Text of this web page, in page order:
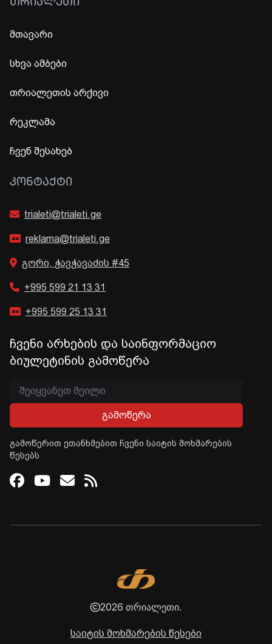
ᲗᲠᲘᲐᲚᲔᲗᲘ
მთავარი
სხვა ამბები
თრიალეთის არქივი
რეკლამა
ჩვენ შესახებ
ᲙᲝᲜᲢᲐᲥᲢᲘ
trialeti@trialeti.ge
reklama@trialeti.ge
გორი, ჭავჭავაძის #45
+995 599 21 13 31
+995 599 25 13 31
ჩვენი არხების და საინფორმაციო
ბიულეტინის გამოწერა
გამოწერა
გამოწერით ეთანხმებით ჩვენი საიტის მოხმარების
წესებს
Facebook
Youtube
Email
RSS
2026 თრიალეთი.
საიტის მოხმარების წესები